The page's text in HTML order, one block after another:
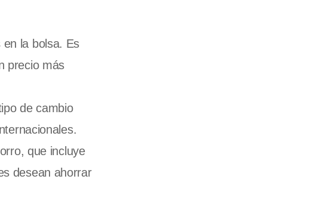
la bolsa. Es
precio más
de cambio
que incluye
desean ahorrar